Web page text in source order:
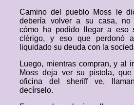
Camino del pueblo Moss le
debería volver a su casa, no
cómo ha podido llegar a eso
clérigo, y eso que perdonó
liquidado su deuda con la
Luego, mientras compran, y al
Moss deja ver su pistola,
oficina del sheriff ve,
decírselo.